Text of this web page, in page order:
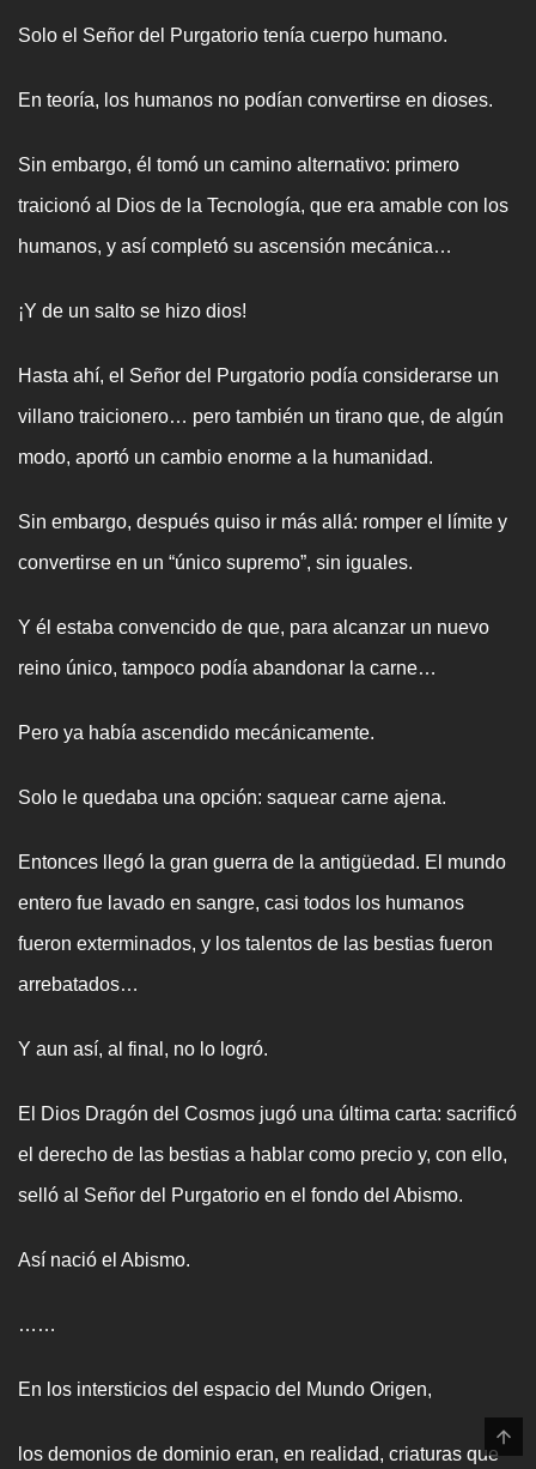
Solo el Señor del Purgatorio tenía cuerpo humano.
En teoría, los humanos no podían convertirse en dioses.
Sin embargo, él tomó un camino alternativo: primero
traicionó al Dios de la Tecnología, que era amable con los
humanos, y así completó su ascensión mecánica…
¡Y de un salto se hizo dios!
Hasta ahí, el Señor del Purgatorio podía considerarse un
villano traicionero… pero también un tirano que, de algún
modo, aportó un cambio enorme a la humanidad.
Sin embargo, después quiso ir más allá: romper el límite y
convertirse en un “único supremo”, sin iguales.
Y él estaba convencido de que, para alcanzar un nuevo
reino único, tampoco podía abandonar la carne…
Pero ya había ascendido mecánicamente.
Solo le quedaba una opción: saquear carne ajena.
Entonces llegó la gran guerra de la antigüedad. El mundo
entero fue lavado en sangre, casi todos los humanos
fueron exterminados, y los talentos de las bestias fueron
arrebatados…
Y aun así, al final, no lo logró.
El Dios Dragón del Cosmos jugó una última carta: sacrificó
el derecho de las bestias a hablar como precio y, con ello,
selló al Señor del Purgatorio en el fondo del Abismo.
Así nació el Abismo.
……
En los intersticios del espacio del Mundo Origen,
los demonios de dominio eran, en realidad, criaturas que